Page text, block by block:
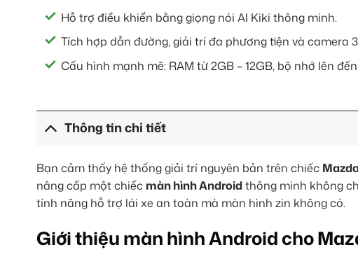
Hỗ trợ điều khiển bằng giọng nói AI Kiki thông minh.
Tích hợp dẫn đường, giải trí đa phương tiện và camera
Cấu hình mạnh mẽ: RAM từ 2GB – 12GB, bộ nhớ lên đến
Thông tin chi tiết
Bạn cảm thấy hệ thống giải trí nguyên bản trên chiếc
nâng cấp một chiếc màn hình Androidthông minh không
tính năng hỗ trợ lái xe an toàn mà màn hình zin không có.
Giới thiệu màn hình Android cho